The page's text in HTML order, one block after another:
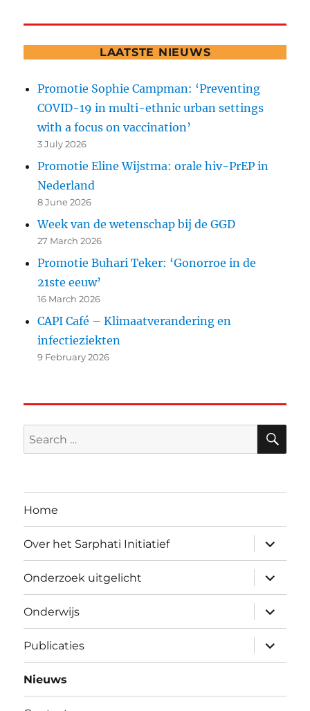
LAATSTE NIEUWS
Promotie Sophie Campman: ‘Preventing
COVID-19 in multi-ethnic urban settings
with a focus on vaccination’
3 July 2026
Promotie Eline Wijstma: orale hiv-PrEP in
Nederland
8 June 2026
Week van de wetenschap bij de GGD
27 March 2026
Promotie Buhari Teker: ‘Gonorroe in de
21ste eeuw’
16 March 2026
CAPI Café – Klimaatverandering en
infectieziekten
9 February 2026
Search
for:
Home
Over het Sarphati Initiatief
expand
child
menu
Onderzoek uitgelicht
expand
child
menu
Onderwijs
expand
child
menu
Publicaties
expand
child
menu
Nieuws